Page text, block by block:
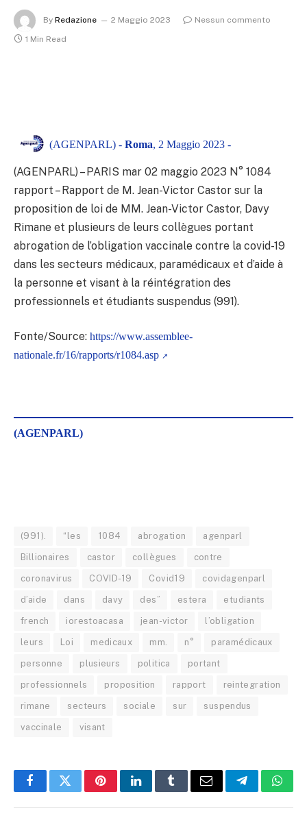
By Redazione 2 Maggio 2023
Nessun commento
1 Min Read
(AGENPARL) - Roma, 2 Maggio 2023 -
(AGENPARL) – PARIS mar 02 maggio 2023 N° 1084
rapport – Rapport de M. Jean-Victor Castor sur la
proposition de loi de MM. Jean-Victor Castor, Davy
Rimane et plusieurs de leurs collègues portant
abrogation de l’obligation vaccinale contre la covid-19
dans les secteurs médicaux, paramédicaux et d’aide à
la personne et visant à la réintégration des
professionnels et étudiants suspendus (991).
Fonte/Source: https://www.assemblee-
nationale.fr/16/rapports/r1084.asp
(AGENPARL)
(991). “les 1084 abrogation agenparl
Billionaires castor collègues contre
coronavirus COVID-19 Covid19 covidagenparl
d’aide dans davy des” estera etudiants
french iorestoacasa jean-victor l’obligation
leurs Loi medicaux mm. n° paramédicaux
personne plusieurs politica portant
professionnels proposition rapport reintegration
rimane secteurs sociale sur suspendus
vaccinale visant
FacebookTwitterPinterestLinkedInTumblrEmail Telegram